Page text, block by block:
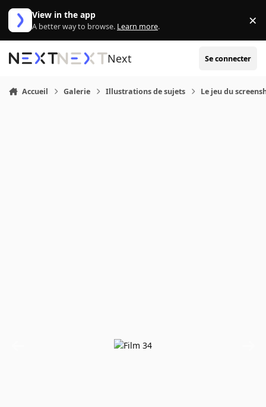
Aller au contenu
View in the app
A better way to browse. Learn more. ×
Next Se connecter
Accueil Galerie Illustrations de sujets Le jeu du